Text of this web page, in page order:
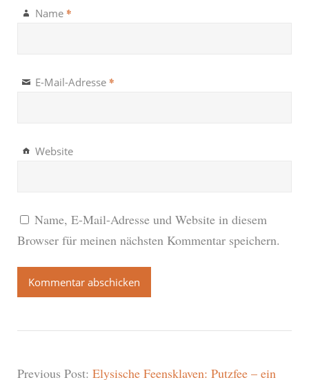
Name *
E-Mail-Adresse *
Website
Name, E-Mail-Adresse und Website in diesem
Browser für meinen nächsten Kommentar speichern.
Previous Post: Elysische Feensklaven: Putzfee – ein